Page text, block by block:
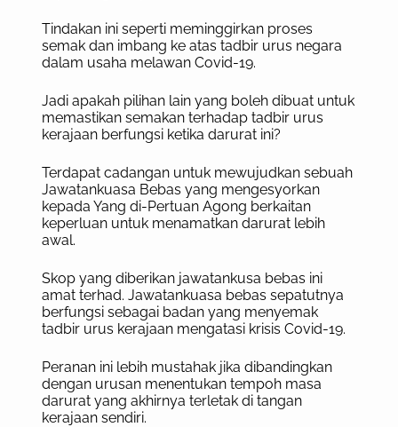
Tindakan ini seperti meminggirkan proses
semak dan imbang ke atas tadbir urus negara
dalam usaha melawan Covid-19.
Jadi apakah pilihan lain yang boleh dibuat untuk
memastikan semakan terhadap tadbir urus
kerajaan berfungsi ketika darurat ini?
Terdapat cadangan untuk mewujudkan sebuah
Jawatankuasa Bebas yang mengesyorkan
kepada Yang di-Pertuan Agong berkaitan
keperluan untuk menamatkan darurat lebih
awal.
Skop yang diberikan jawatankusa bebas ini
amat terhad. Jawatankuasa bebas sepatutnya
berfungsi sebagai badan yang menyemak
tadbir urus kerajaan mengatasi krisis Covid-19.
Peranan ini lebih mustahak jika dibandingkan
dengan urusan menentukan tempoh masa
darurat yang akhirnya terletak di tangan
kerajaan sendiri.